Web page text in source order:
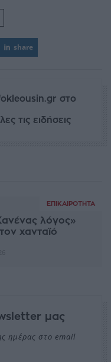
share
στο
τις ειδήσεις
ΕΠΙΚΑΙΡΌΤΗΤΑ
λόγος»
χανταϊό
μας
ημέρας στο email